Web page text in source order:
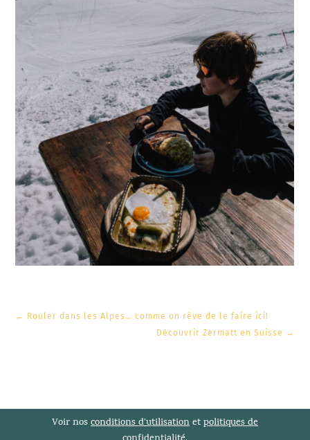
←
Rouler dans les Alpes… comme on rêve de le faire ici!
Découvrir Zermatt en Suisse →
Voir nosconditions d’utilisationetpolitiques de